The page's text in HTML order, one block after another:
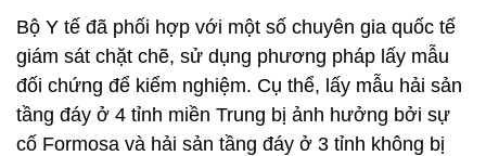
Bộ Y tế đã phối hợp với một số chuyên gia quốc tế
giám sát chặt chẽ, sử dụng phương pháp lấy mẫu
đối chứng để kiểm nghiệm. Cụ thể, lấy mẫu hải sản
tầng đáy ở 4 tỉnh miền Trung bị ảnh hưởng bởi sự
cố Formosa và hải sản tầng đáy ở 3 tỉnh không bị